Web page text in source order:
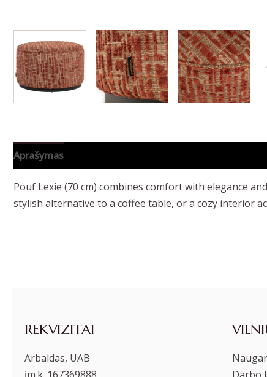
Aprašymas
Pouf Lexie (70 cm) combines comfort with elegance
stylish alternative to a coffee table, or a cozy interior
REKVIZITAI
Arbaldas, UAB